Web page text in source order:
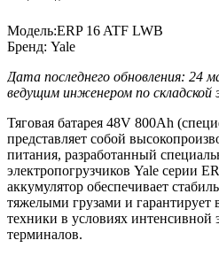
Модель:ERP 16 ATF LWB
Бренд: Yale
Дата последнего обновления: 24
ведущим инженером по складской
Тяговая батарея 48V 800Ah
представляет собой
питания, разработанный
электропогрузчиков Yale серии
аккумулятор обеспечивает
тяжелыми грузами и гарантирует
техники в условиях интенсивной
терминалов.